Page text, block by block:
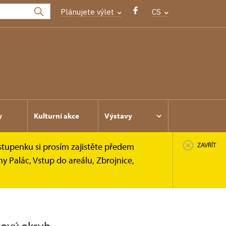
Plánujete výlet CS
Kulturní akce Výstavy
si prosím zajistěte předem
Palác, Vstup do areálu, Zbrojnice,
ZAVŘÍT